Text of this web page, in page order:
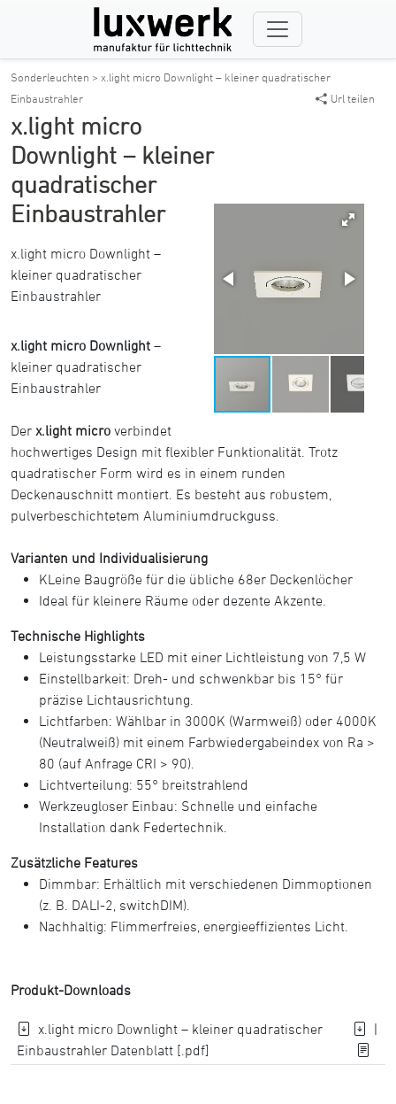
Sonderleuchten > x.light micro Downlight – kleiner quadratischer
Einbaustrahler
Url teilen
x.light micro
Downlight – kleiner
quadratischer
Einbaustrahler
x.light micro Downlight –
kleiner quadratischer
Einbaustrahler
x.light micro Downlight –
kleiner quadratischer
Einbaustrahler
Der x.light micro verbindet
hochwertiges Design mit flexibler Funktionalität. Trotz
quadratischer Form wird es in einem runden
Deckenauschnitt montiert. Es besteht aus robustem,
pulverbeschichtetem Aluminiumdruckguss.
Varianten und Individualisierung
KLeine Baugröße für die übliche 68er Deckenlöcher
Ideal für kleinere Räume oder dezente Akzente.
Technische Highlights
Leistungsstarke LED mit einer Lichtleistung von 7,5 W
Einstellbarkeit: Dreh- und schwenkbar bis 15° für
präzise Lichtausrichtung.
Lichtfarben: Wählbar in 3000K (Warmweiß) oder 4000K
(Neutralweiß) mit einem Farbwiedergabeindex von Ra >
80 (auf Anfrage CRI > 90).
Lichtverteilung: 55° breitstrahlend
Werkzeugloser Einbau: Schnelle und einfache
Installation dank Federtechnik.
Zusätzliche Features
Dimmbar: Erhältlich mit verschiedenen Dimmoptionen
(z. B. DALI-2, switchDIM).
Nachhaltig: Flimmerfreies, energieeffizientes Licht.
Produkt-Downloads
x.light micro Downlight – kleiner quadratischer
Einbaustrahler Datenblatt [.pdf]
|